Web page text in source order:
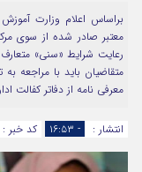
براساس اعلام وزارت
معتبر صادر شده از سوی
رعایت شرایط «سنی»
معرفی نامه از دفاتر کفالت
انتشار : - ۱۶:۵۳ کد خبر :